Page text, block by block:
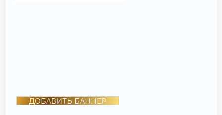
ДОБАВИТЬ БАННЕР